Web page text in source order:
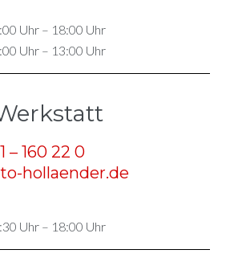
Uhr – 18:00 Uhr
Uhr – 13:00 Uhr
– 160 22 0
hollaender.de
Uhr – 18:00 Uhr